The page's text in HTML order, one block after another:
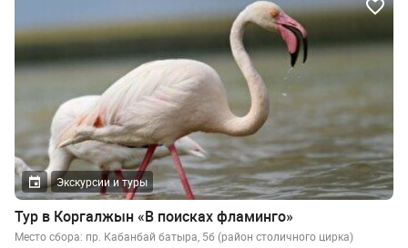
Экскурсии и туры
Тур в Коргалжын «В поисках фламинго»
Место сбора: пр. Кабанбай батыра, 5б (район столичного цирка)